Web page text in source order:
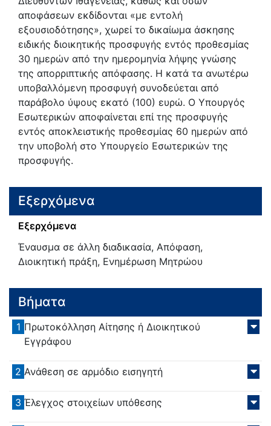
αποφάσεων εκδίδονται «με εντολή
εξουσιοδότησης», χωρεί το δικαίωμα άσκησης
ειδικής διοικητικής προσφυγής εντός προθεσμίας
30 ημερών από την ημερομηνία λήψης γνώσης
της απορριπτικής απόφασης. Η κατά τα ανωτέρω
υποβαλλόμενη προσφυγή συνοδεύεται από
παράβολο ύψους εκατό (100) ευρώ. Ο Υπουργός
Εσωτερικών αποφαίνεται επί της προσφυγής
εντός αποκλειστικής προθεσμίας 60 ημερών από
την υποβολή στο Υπουργείο Εσωτερικών της
προσφυγής.
Εξερχόμενα
Εξερχόμενα
Έναυσμα σε άλλη διαδικασία, Απόφαση,
Διοικητική πράξη, Ενημέρωση Μητρώου
Βήματα
1 Πρωτοκόλληση Αίτησης ή Διοικητικού
Εγγράφου
2 Ανάθεση σε αρμόδιο εισηγητή
3 Έλεγχος στοιχείων υπόθεσης